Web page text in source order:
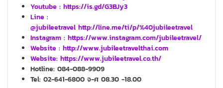
Youtube : https://is.gd/G3BJy3
Line :
@jubileetravel http://line.me/ti/p/%40jubileetravel
Instagram : https://www.instagram.com/jubileetravel/
Website : http://www.jubileetravelthai.com
Website: https://www.jubileetravel.co.th/
Hotline: 084-088-9909
Tel: 02-641-6800 จ-ศ 08.30 -18.00